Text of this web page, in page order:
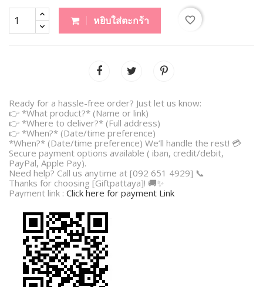
หยิบใส่ตะกร้า favorite_border
Ready for a hassle-free order? Just let us know:
👉 *What product?* (Name or link)
👉 *Where to deliver?* (Full address)
👉 *When?* (Date/time preference)
*When?* (Date/time preference) We’ll handle the rest! 💳
Secure payment options available ( iban, credit/debit,
PayPal, Apple Pay).
Need help? Call us anytime at [092 651 4929] 📞
Thanks for choosing [Giftpattaya]! 🚚✨
Payment link : Click here for payment Link